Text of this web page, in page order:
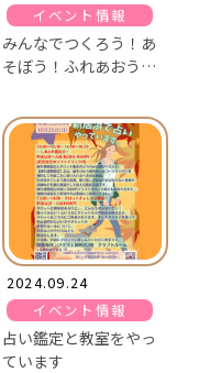
イベント情報
みんなでつくろう！あ
そぼう！ふれあおう！
2024.09.24
イベント情報
占い鑑定と教室をやっ
ています